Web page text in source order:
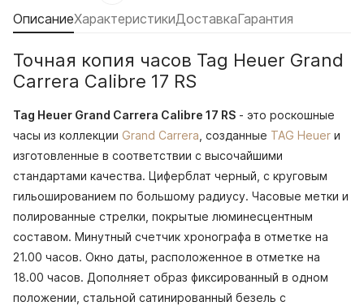
ОписаниеХарактеристикиДоставкаГарантия
Точная копия часов Tag Heuer Grand
Carrera Calibre 17 RS
Tag Heuer Grand Carrera Calibre 17 RS - это роскошные
часы из коллекции Grand Carrera , созданные TAG Heuer и
изготовленные в соответствии с высочайшими
стандартами качества. Циферблат черный, с круговым
гильошированием по большому радиусу. Часовые метки и
полированные стрелки, покрытые люминесцентным
составом. Минутный счетчик хронографа в отметке на
21.00 часов. Окно даты, расположенное в отметке на
18.00 часов. Дополняет образ фиксированный в одном
положении, стальной сатинированный безель с